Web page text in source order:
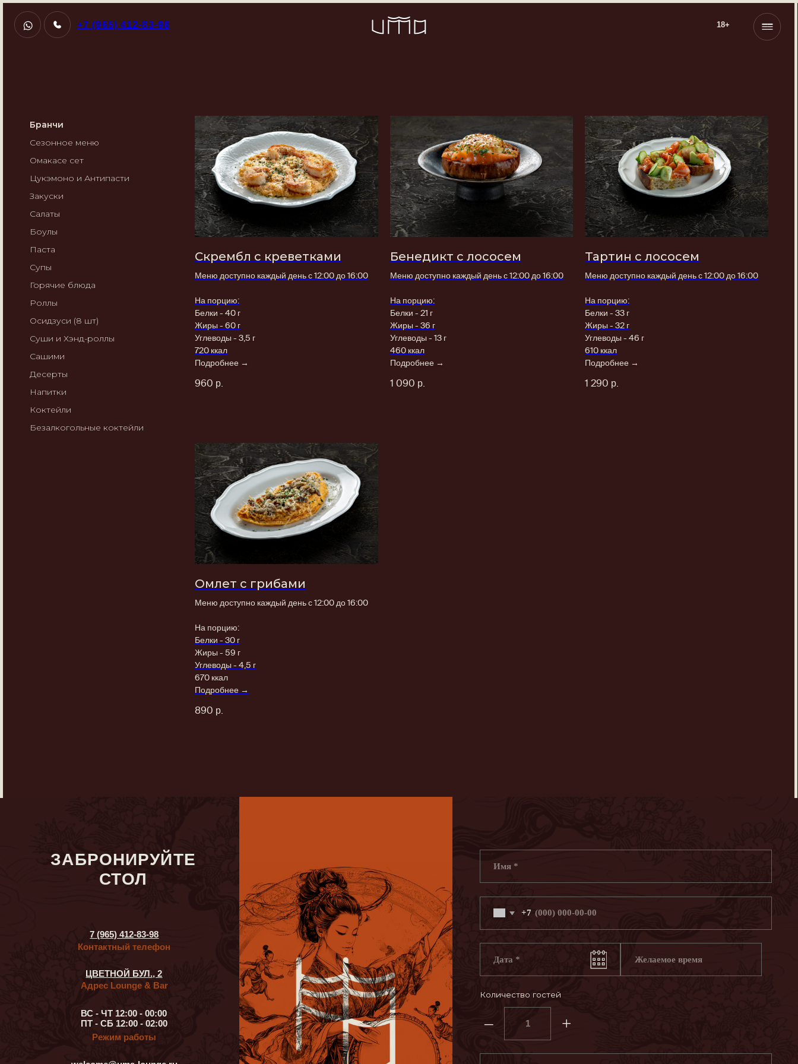
+7 (965) 412-83-98
Бранчи
Сезонное меню
Омакасе сет
Цукэмоно и Антипасти
Закуски
Салаты
Боулы
Паста
Супы
Горячие блюда
Роллы
Осидзуси (8 шт)
Суши и Хэнд-роллы
Сашими
Десерты
Напитки
Коктейли
Безалкогольные коктейли
Скрембл с креветками
Меню доступно каждый день с 12:00 до 16:00
На порцию:
Белки - 40 г
Жиры - 60 г
Углеводы - 3,5 г
720 ккал
Подробнее →
960 р.
Бенедикт с лососем
Меню доступно каждый день с 12:00 до 16:00
На порцию:
Белки - 21 г
Жиры - 36 г
Углеводы - 13 г
460 ккал
Подробнее →
1 090 р.
Тартин с лососем
Меню доступно каждый день с 12:00 до 16:00
На порцию:
Белки - 33 г
Жиры - 32 г
Углеводы - 46 г
610 ккал
Подробнее →
1 290 р.
Омлет с грибами
Меню доступно каждый день с 12:00 до 16:00
На порцию:
Белки - 30 г
Жиры - 59 г
Углеводы - 4,5 г
670 ккал
Подробнее →
890 р.
Количество гостей
– +
Я согласен
Забронировать стол
Откройте для себя новый кальянный и
гастрономический опыт вместе с Uma
welcome@uma-lounge.ru
Адрес Lounge & Bar
ЦВЕТНОЙ БУЛ., 2
8 (969) 290-22-22